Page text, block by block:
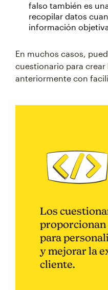
falso también es
recopilar datos
información
En muchos casos,
cuestionario para
anteriormente con
Los
proporcionan
para
y mejorar la
cliente.